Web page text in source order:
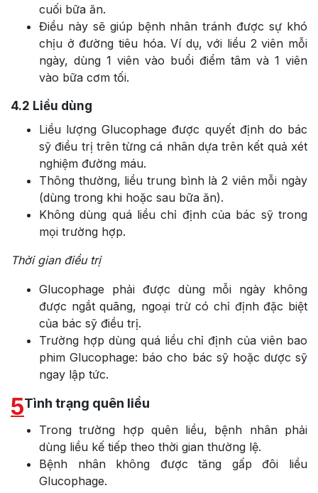
cuối bữa ăn.
Điều này sẽ giúp bệnh nhân tránh được sự khó
chịu ở đường tiêu hóa. Ví dụ, với liều 2 viên mỗi
ngày, dùng 1 viên vào buổi điểm tâm và 1 viên
vào bữa cơm tối.
4.2 Liều dùng
Liều lượng Glucophage được quyết định do bác
sỹ điều trị trên từng cá nhân dựa trên kết quả xét
nghiệm đường máu.
Thông thường, liều trung bình là 2 viên mỗi ngày
(dùng trong khi hoặc sau bữa ăn).
Không dùng quá liều chỉ định của bác sỹ trong
mọi trường hợp.
Thời gian điều trị
Glucophage phải được dùng mỗi ngày không
được ngắt quãng, ngoại trừ có chỉ định đặc biệt
của bác sỹ điều trị.
Trường hợp dùng quá liều chỉ định của viên bao
phim Glucophage: báo cho bác sỹ hoặc dược sỹ
ngay lập tức.
5Tình trạng quên liều
Trong trường hợp quên liều, bệnh nhân phải
dùng liều kế tiếp theo thời gian thường lệ.
Bệnh nhân không được tăng gấp đôi liều
Glucophage.